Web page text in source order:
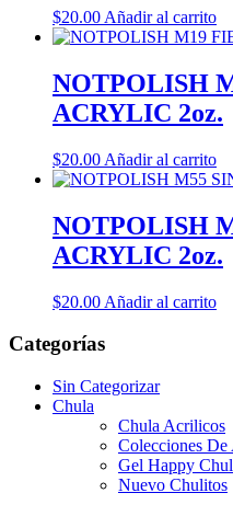
$20.00 Añadir al carrito
NOTPOLISH
ACRYLIC 2oz.
$20.00 Añadir al carrito
NOTPOLISH
ACRYLIC 2oz.
$20.00 Añadir al carrito
Categorías
Sin Categorizar
Chula
Chula Acrilicos
Colecciones
Gel Happy
Nuevo Chulitos